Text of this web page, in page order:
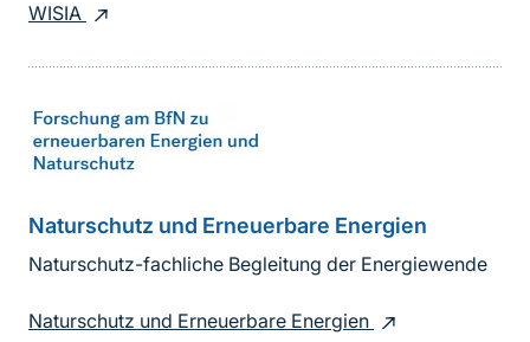
WISIA
Naturschutz und Erneuerbare Energien
Naturschutz-fachliche Begleitung der Energiewende
Naturschutz und Erneuerbare Energien